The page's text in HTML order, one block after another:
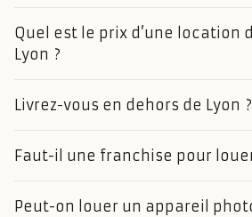
Quel est le prix d’une location
Lyon ?
Livrez-vous en dehors de Lyon ?
Faut-il une franchise pour
Peut-on louer un appareil